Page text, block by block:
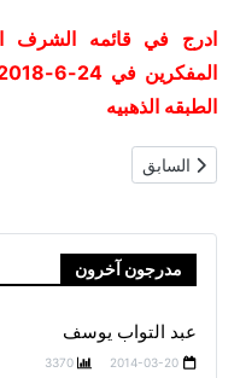
ادرج في قائمه الشرف
الطبقه الذهبيه
المقال السابق: جمال احمد
السابق
مدرجون آخرون
عبد التواب يوسف
2014-03-20
3370